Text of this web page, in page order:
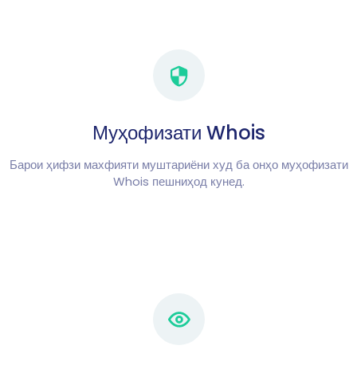
Муҳофизати Whois
Барои ҳифзи махфияти муштариёни худ ба онҳо муҳофизати
Whois пешниҳод кунед.